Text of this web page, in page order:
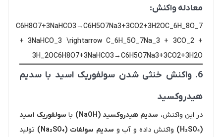
معادله واکنش:
C6H8O7+3NaHCO3→C6H5O7Na3+3CO2+3H2OC_6H_8O_7
+ 3NaHCO_3 \rightarrow C_6H_5O_7Na_3 + 3CO_2 +
3H_2OC6​H8​O7​+3NaHCO3​→C6​H5​O7​Na3​+3CO2​+3H2​O
6. واکنش خنثی شدن سولفوریک اسید با سدیم
هیدروکسید
در این واکنش، سدیم هیدروکسید (NaOH) با سولفوریک اسید
(H₂SO₄)
واکنش داده و آب و سدیم سولفات (Na₂SO₄) تولید